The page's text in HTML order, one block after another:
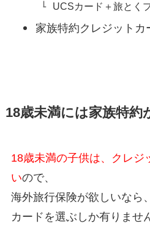
UCSカード＋旅とく
家族特約クレジットカ
18歳未満には家族特約
18歳未満の子供は、クレジ
いので、
海外旅行保険が欲しいなら
カードを選ぶしか有りませ